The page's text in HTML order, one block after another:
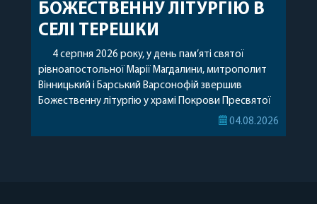
БОЖЕСТВЕННУ ЛІТУРГІЮ В
СЕЛІ ТЕРЕШКИ
4 серпня 2026 року, у день пам’яті святої
рівноапостольної Марії Магдалини, митрополит
Вінницький і Барський Варсонофій звершив
Божественну літургію у храмі Покрови Пресвятої
Богородиці села Терешки Барського благочиння.
04.08.2026